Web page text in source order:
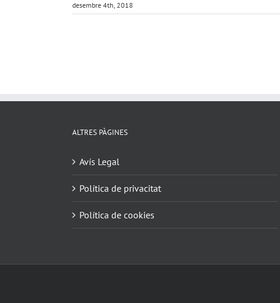
desembre 4th, 2018
ALTRES PÀGINES
Avís Legal
Política de privacitat
Política de cookies